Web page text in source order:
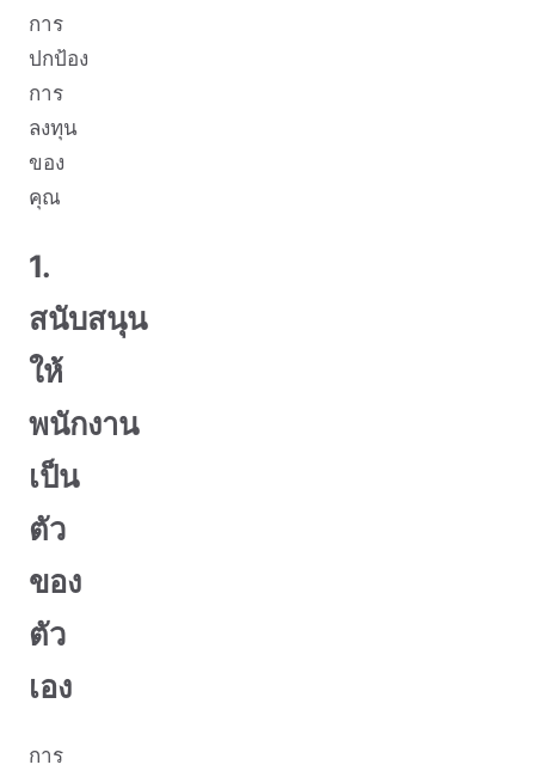
การ
ปกป้อง
การ
ลงทุน
ของ
คุณ
1.
สนับสนุน
ให้
พนักงาน
เป็น
ตัว
ของ
ตัว
เอง
การ